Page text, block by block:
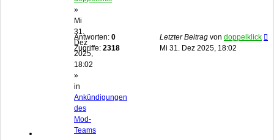
»
Mi
31.
Dez
2025,
18:02
»
in
Ankündigungen
des
Mod-
Teams
Antworten: 0
Zugriffe: 2318
Letzter Beitrag von doppelklick
Mi 31. Dez 2025, 18:02